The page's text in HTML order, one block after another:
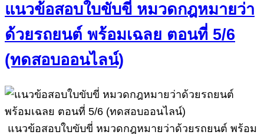
แนวข้อสอบใบขับขี่ หมวดกฎหมายว่า
ด้วยรถยนต์ พร้อมเฉลย ตอนที่ 5/6
(ทดสอบออนไลน์)
แนวข้อสอบใบขับขี่ หมวดกฎหมายว่าด้วยรถยนต์ พร้อม